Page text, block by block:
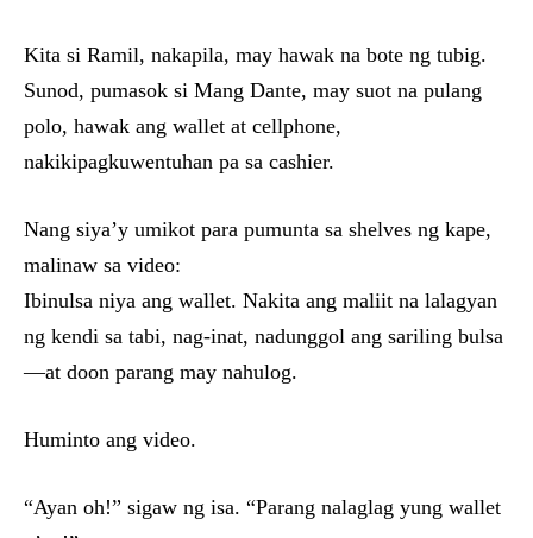
Kita si Ramil, nakapila, may hawak na bote ng tubig.
Sunod, pumasok si Mang Dante, may suot na pulang
polo, hawak ang wallet at cellphone,
nakikipagkuwentuhan pa sa cashier.
Nang siya’y umikot para pumunta sa shelves ng kape,
malinaw sa video:
Ibinulsa niya ang wallet. Nakita ang maliit na lalagyan
ng kendi sa tabi, nag-inat, nadunggol ang sariling bulsa
—at doon parang may nahulog.
Huminto ang video.
“Ayan oh!” sigaw ng isa. “Parang nalaglag yung wallet